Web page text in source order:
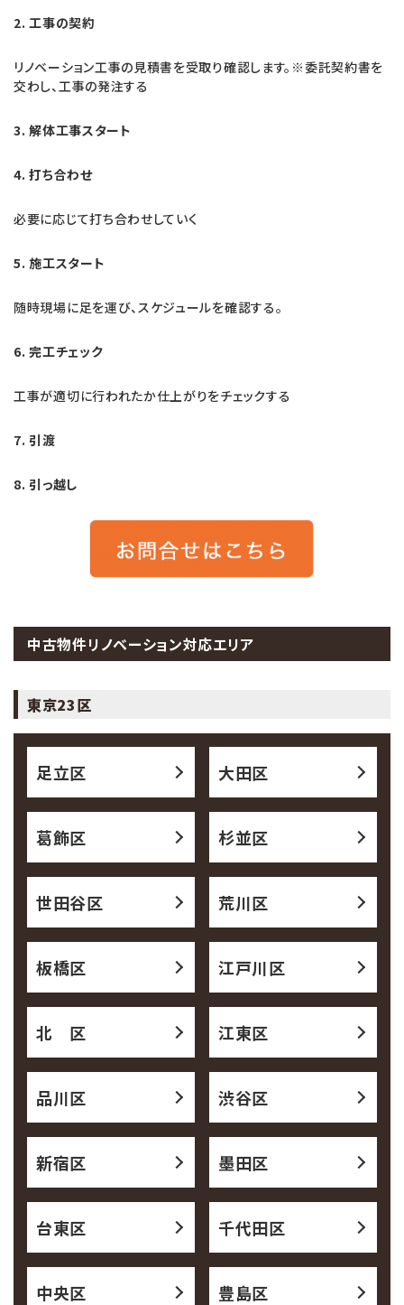
2. 工事の契約
リノベーション工事の見積書を受取り確認します。※委託契約書を
交わし、工事の発注する
3. 解体工事スタート
4. 打ち合わせ
必要に応じて打ち合わせしていく
5. 施工スタート
随時現場に足を運び、スケジュールを確認する。
6. 完工チェック
工事が適切に行われたか仕上がりをチェックする
7. 引渡
8. 引っ越し
中古物件リノベーション対応エリア
東京23区
足立区 大田区
葛飾区 杉並区
世田谷区 荒川区
板橋区 江戸川区
北 区 江東区
品川区 渋谷区
新宿区 墨田区
台東区 千代田区
中央区 豊島区